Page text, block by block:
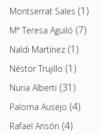
Montserrat Sales (1)
Mª Teresa Aguiló (7)
Naldi Martínez (1)
Néstor Trujillo (1)
Nuria Alberti (31)
Paloma Ausejo (4)
Rafael Ansón (4)